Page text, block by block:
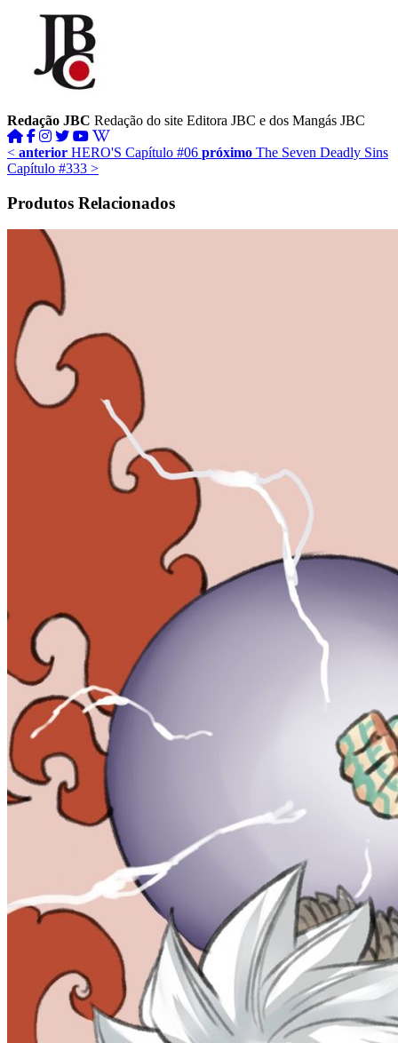
Redação JBC Redação do site Editora JBC e dos Mangás JBC
< anterior HERO'S Capítulo #06 próximo The Seven Deadly Sins
Capítulo #333 >
Produtos Relacionados